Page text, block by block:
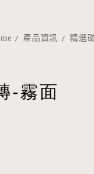
產品資訊 精選
-霧面